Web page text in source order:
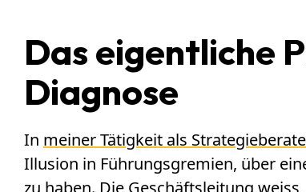
Das eigentliche
Diagnose
In meiner Tätigkeit als
Illusion in Führungsgremien, über
zu haben. Die Geschäftsleitung